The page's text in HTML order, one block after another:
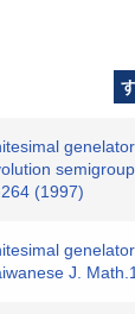
(1997)
J.